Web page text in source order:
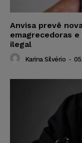
Anvisa prevê
emagrecedoras
ilegal
Karina Silvério -